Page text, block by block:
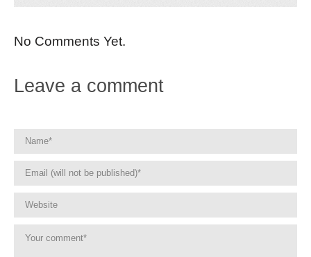
No Comments Yet.
Leave a comment